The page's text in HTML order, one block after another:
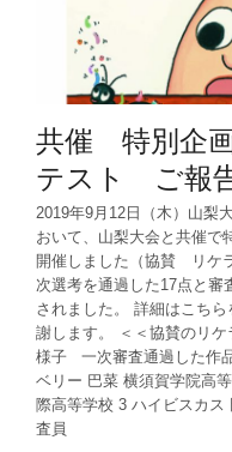
共催 特別企
テスト ご報
2019年9月12日（木）山梨
おいて、山梨大会と共催で
開催しました（協賛 リケ
次選考を通過した17点と審
されました。 詳細はこち
謝します。 ＜＜協賛のリ
様子 一次審査通過した作
ベリー 巴菜 横須賀学院高
際高等学校 3 ハイビスカ
査員